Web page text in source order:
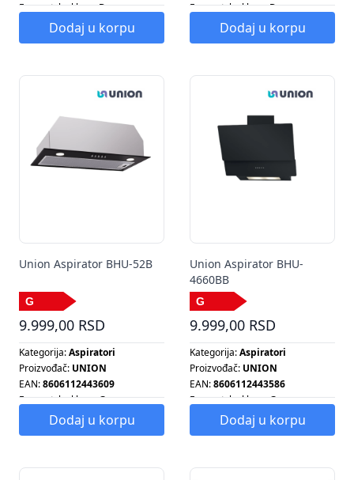
Energetska klasa:D
Energetska klasa: D
Tip aspiratora:
KAMINSKI
Dodaj u korpu
Energetska klasa:D
Energetska klasa: D
Tip aspiratora:
KAMINSKI
Dodaj u korpu
Union Aspirator BHU-52B
9.999,00 RSD
Kategorija:Aspiratori
Proizvođač: UNION
EAN:8606112443609
Energetska klasa:G
Energetska klasa: G
Tip aspiratora:
STANDARDNI
Dodaj u korpu
Union Aspirator BHU-
4660BB
9.999,00 RSD
Kategorija:Aspiratori
Proizvođač: UNION
EAN:8606112443586
Energetska klasa:G
Energetska klasa: G
Tip aspiratora:
KAMINSKI
Dodaj u korpu